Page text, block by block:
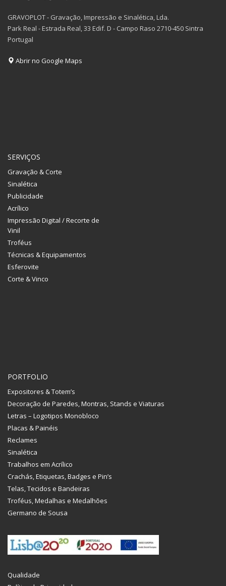
GRAVOPLOT - Gravação, Impressão e Sinalética, Lda.
Park Real - Estrada Real, 33 Edif. D - Campo Raso 2710-450 Sintra
Portugal
Abrir no Google Maps
SERVIÇOS
Gravação & Corte
Sinalética
Publicidade
Acrílico
Impressão Digital / Recorte de
Vinil
Troféus
Técnicas & Equipamentos
Esferovite
Corte & Vinco
PORTFOLIO
Expositores & Totem’s
Decoração de Paredes, Montras, Stands e Viaturas
Letras – Logotipos Monobloco
Placas & Painéis
Reclames
Sinalética
Trabalhos em Acrílico
Crachás, Etiquetas, Badges e Pin’s
Telas, Tecidos e Bandeiras
Troféus, Medalhas e Medalhões
Germano de Sousa
Qualidade